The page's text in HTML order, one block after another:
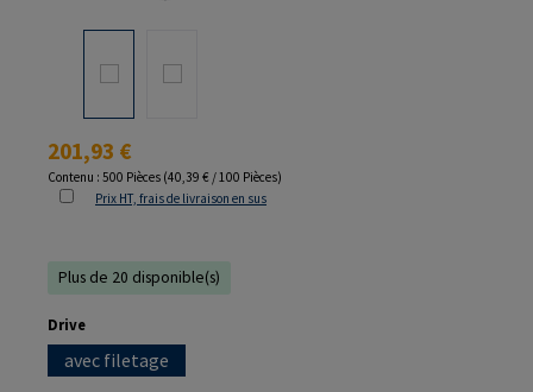
Prix régulier :
201,93 €
Contenu : 500 Pièces (40,39 € / 100 Pièces)
Prix HT, frais de livraison en sus
Plus de 20 disponible(s)
Sélectionnez
Drive
avec filetage